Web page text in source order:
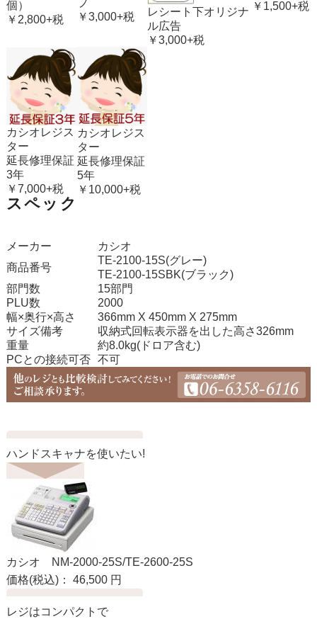
個）
￥2,800+税
￥3,000+税
レシート下オリジナ
ル広告
￥3,000+税
￥1,500+税
カシオレジス
ター
延長修理保証
3年
￥7,000+税
カシオレジス
ター
延長修理保証
5年
￥10,000+税
スペック
メーカー
カシオ
商品番号
TE-2100-15S(グレー)
TE-2100-15SBK(ブラック)
部門数
15部門
PLU数
2000
幅×奥行×高さ
366mm X 450mm X 275mm
サイズ備考
収納式回転表示器を出した高さ326mm
重量
約8.0kg(ドロア含む)
PCとの接続可否 不可
ハンドスキャナを使いたい!
カシオ NM-2000-25S/TE-2600-25S
価格(税込)： 46,500 円
レジはコンパクトで